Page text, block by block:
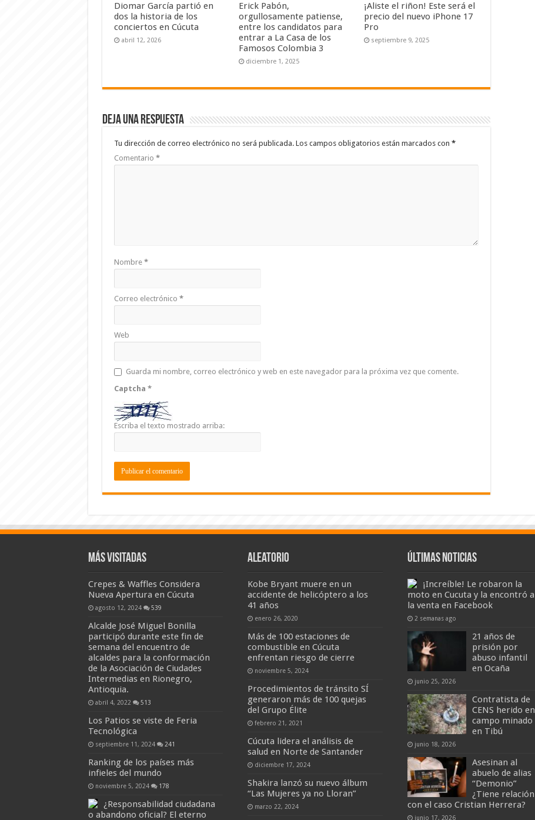
Diomar García partió en
dos la historia de los
conciertos en Cúcuta
abril 12, 2026
Erick Pabón,
orgullosamente patiense,
entre los candidatos para
entrar a La Casa de los
Famosos Colombia 3
diciembre 1, 2025
¡Aliste el riñon! Este será el
precio del nuevo iPhone 17
Pro
septiembre 9, 2025
Deja una respuesta
Tu dirección de correo electrónico no será publicada. Los campos obligatorios están marcados con *
Comentario *
Nombre *
Correo electrónico *
Web
Guarda mi nombre, correo electrónico y web en este navegador para la próxima vez que comente.
Captcha *
Escriba el texto mostrado arriba:
Más visitadas
Crepes & Waffles Considera
Nueva Apertura en Cúcuta
agosto 12, 2024 539
Alcalde José Miguel Bonilla
participó durante este fin de
semana del encuentro de
alcaldes para la conformación
de la Asociación de Ciudades
Intermedias en Rionegro,
Antioquia.
abril 4, 2022 513
Los Patios se viste de Feria
Tecnológica
septiembre 11, 2024 241
Ranking de los países más
infieles del mundo
noviembre 5, 2024 178
¿Responsabilidad ciudadana
o abandono oficial? El eterno
Aleatorio
Kobe Bryant muere en un
accidente de helicóptero a los
41 años
enero 26, 2020
Más de 100 estaciones de
combustible en Cúcuta
enfrentan riesgo de cierre
noviembre 5, 2024
Procedimientos de tránsito SÍ
generaron más de 100 quejas
del Grupo Élite
febrero 21, 2021
Cúcuta lidera el análisis de
salud en Norte de Santander
diciembre 17, 2024
Shakira lanzó su nuevo álbum
“Las Mujeres ya no Lloran”
marzo 22, 2024
Últimas Noticias
¡Increíble! Le robaron la
moto en Cucuta y la encontró a
la venta en Facebook
2 semanas ago
21 años de
prisión por
abuso infantil
en Ocaña
junio 25, 2026
Contratista de
CENS herido en
campo minado
en Tibú
junio 18, 2026
Asesinan al
abuelo de alias
“Demonio”
¿Tiene relación
con el caso Cristian Herrera?
junio 17, 2026